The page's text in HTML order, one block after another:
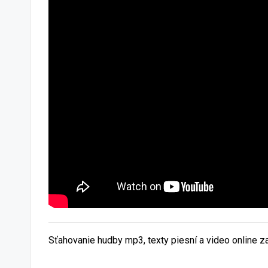
Sťahovanie hudby mp3, texty piesní a video online